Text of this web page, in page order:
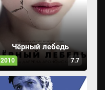
Чёрный лебедь
2010 7.7